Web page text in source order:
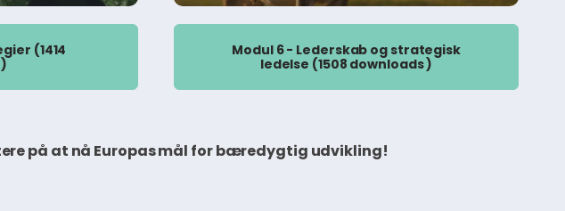
(1414
Modul 6 - Lederskab og strategisk
ledelse (1508 downloads )
på at nå Europas mål for bæredygtig udvikling!